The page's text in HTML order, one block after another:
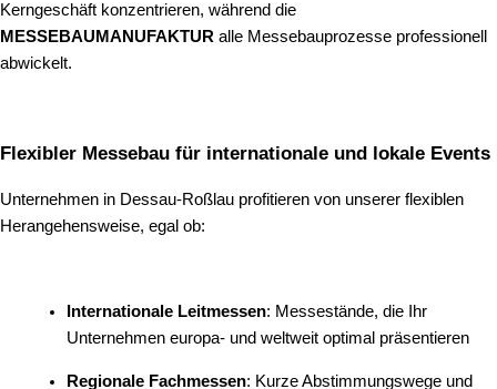
Kerngeschäft konzentrieren, während die
MESSEBAUMANUFAKTUR alle Messebauprozesse professionell
abwickelt.
Flexibler Messebau für internationale und lokale Events
Unternehmen in Dessau-Roßlau profitieren von unserer flexiblen
Herangehensweise, egal ob:
Internationale Leitmessen: Messestände, die Ihr
Unternehmen europa- und weltweit optimal präsentieren
Regionale Fachmessen: Kurze Abstimmungswege und